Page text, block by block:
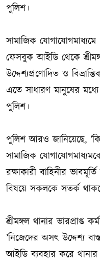
পুলিশ।
সামাজিক
ফেসবুক আইডি থেকে
উদ্দেশ্যপ্রণোদিত ও
এতে সাধারণ মানুষের
পুলিশ।
পুলিশ আরও জানিয়েছে,
সামাজিক
রক্ষাকারী বাহিনীর
বিষয়ে সকলকে সতর্ক
শ্রীমঙ্গল থানার
’নিজেদের অসৎ উদ্দেশ্য
আইডি ব্যবহার করে থানার